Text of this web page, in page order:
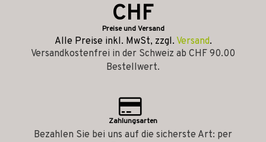
CHF
Preise und Versand
Alle Preise inkl. MwSt, zzgl. Versand.
Versandkostenfrei in der Schweiz ab CHF 90.00
Bestellwert.
Zahlungsarten
Bezahlen Sie bei uns auf die sicherste Art: per